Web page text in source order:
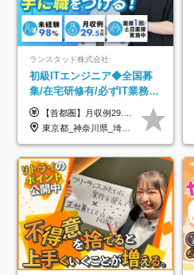
ランスタッド株式会社
初級ITエンジニア◆全国募
集/在宅研修有/必ずIT業務配
属/月収例29.5万円/Web面接
1回/SE
【首都圏】月収例29.5万円（月給26万円＋諸手当） 【東海・関西】月収例28.5万円（月給25万円＋諸手当） 【九州】月収例26万円（月給23万円＋諸手当） ※経験・スキル・前職給与を踏まえ、総合的に判断して決定します。 例：首都圏 月収例31万円（月給27万円＋諸手当） ◆各種手当 ・通勤手当（上限4万円まで） ・残業代手当（1分単位で全額支給） ※固定残業代制は採用しておりません ・深夜勤務手当 ・資格取得支援（ランクに応じてお祝い金1万円～10万円を支給） ◆昇給：年1回 ◆補足 ・研修中1ヶ月間は、時給1670円となります。 ・試用期間6ヶ月あり。その間の待遇に変更はありません。 ※詳細は面接時にご案内します。
東京都_神奈川県_埼玉県_千葉県_大阪府_愛知県_兵庫県_京都府_福岡県